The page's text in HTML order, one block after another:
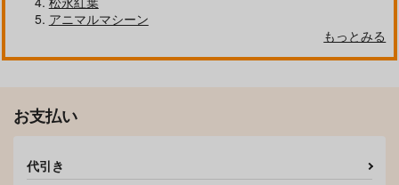
アニマルマシーン
もっとみる
お支払い
代引き